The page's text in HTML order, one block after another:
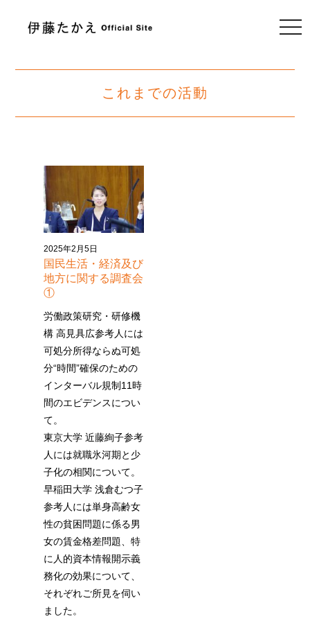
これまでの活動
2025年2月5日
国民生活・経済及び
地方に関する調査会
①
労働政策研究・研修機
構 高見具広参考人には
可処分所得ならぬ可処
分“時間”確保のための
インターバル規制11時
間のエビデンスについ
て。
東京大学 近藤絢子参考
人には就職氷河期と少
子化の相関について。
早稲田大学 浅倉むつ子
参考人には単身高齢女
性の貧困問題に係る男
女の賃金格差問題、特
に人的資本情報開示義
務化の効果について、
それぞれご所見を伺い
ました。